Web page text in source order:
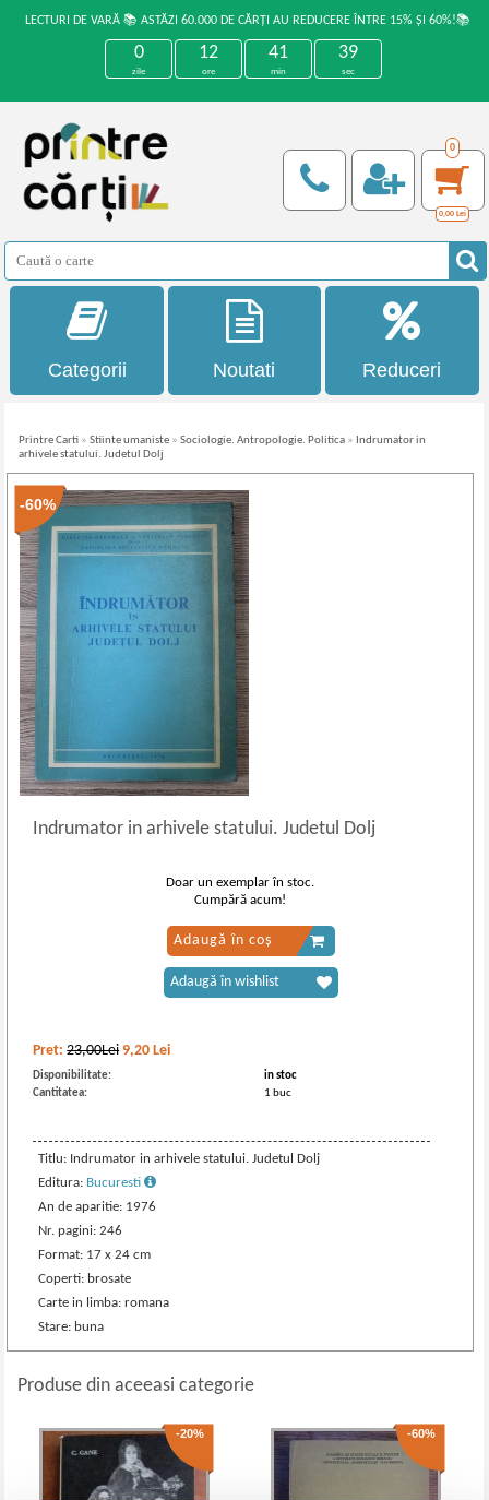
LECTURI DE VARĂ 📚 ASTĂZI 60.000 DE CĂRȚI AU REDUCERE ÎNTRE 15% ȘI 60%!📚
0
zile
12
ore
41
min
39
sec
0
0,00 Lei
Categorii Noutati Reduceri
Printre Carti »Stiinte umaniste »Sociologie. Antropologie. Politica » Indrumator in
arhivele statului. Judetul Dolj
-60%
Indrumator in arhivele statului. Judetul Dolj
Pret:23,00Lei 9,20 Lei
Disponibilitate:
in stoc
Cantitatea:
1 buc
Titlu: Indrumator in arhivele statului. Judetul Dolj
Editura: Bucuresti
An de aparitie: 1976
Nr. pagini: 246
Format: 17 x 24 cm
Coperti: brosate
Carte in limba: romana
Stare: buna
Doar un exemplar în stoc.
Cumpără acum!
Adaugă în coș
Adaugă în wishlist
Produse din aceeasi categorie
-20% -60%